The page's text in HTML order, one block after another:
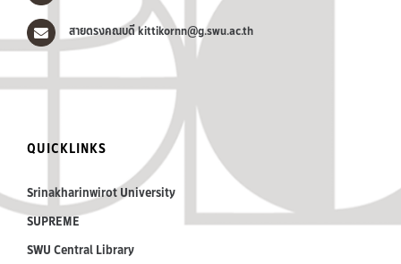
สายตรงคณบดี kittikornn@g.swu.ac.th
QUICKLINKS
Srinakharinwirot University
SUPREME
SWU Central Library